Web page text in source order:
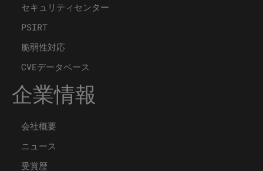
セキュリティセンター
PSIRT
脆弱性対応
CVEデータベース
企業情報
会社概要
ニュース
受賞歴